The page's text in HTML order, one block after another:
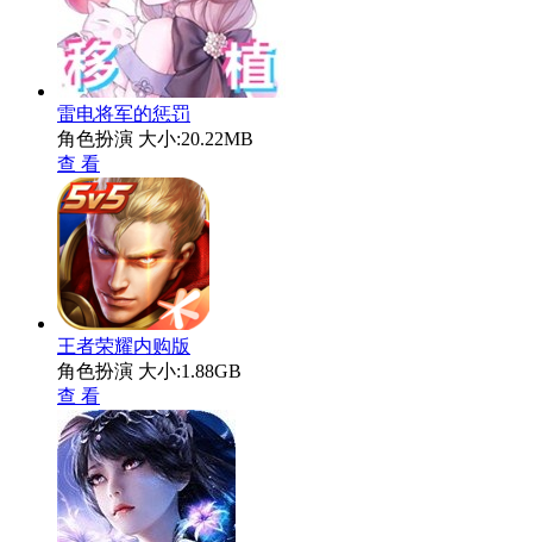
雷电将军的惩罚
角色扮演 大小:20.22MB
查 看
王者荣耀内购版
角色扮演 大小:1.88GB
查 看